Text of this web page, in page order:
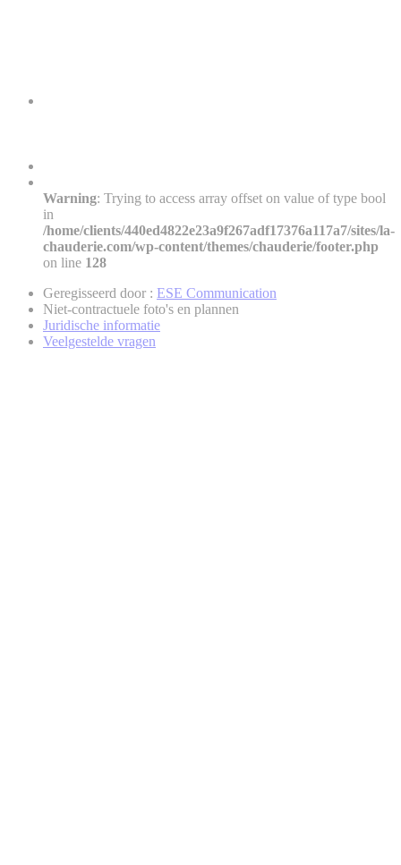
Warning: Trying to access array offset on value of type bool
in
/home/clients/440ed4822e23a9f267adf17376a117a7/sites/la-
chauderie.com/wp-content/themes/chauderie/footer.php
on line 128
Geregisseerd door : ESE Communication
Niet-contractuele foto's en plannen
Juridische informatie
Veelgestelde vragen